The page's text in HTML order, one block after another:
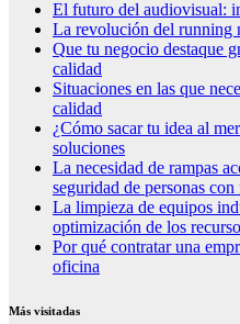
El futuro del audiovisual:
La revolución del running
Que tu negocio destaque gracias a un trabajo de rotulación de
calidad
Situaciones en las que necesitas acudir a un osteópata de
calidad
¿Cómo sacar tu idea al mercado? Art Aurea Studio tiene las
soluciones
La necesidad de rampas accesibles de calidad para la
seguridad de personas
La limpieza de equipos industriales como factor clave en la
optimización de los
Por qué contratar una empresa de limpieza profesional para la
oficina
Más visitadas